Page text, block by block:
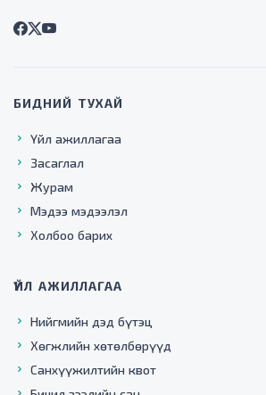
БИДНИЙ ТУХАЙ
Үйл ажиллагаа
Засаглал
Журам
Мэдээ мэдээлэл
Холбоо барих
ҮЙЛ АЖИЛЛАГАА
Нийгмийн дэд бүтэц
Хөгжлийн хөтөлбөрүүд
Санхүүжилтийн квот